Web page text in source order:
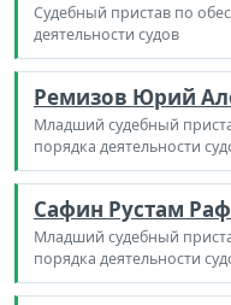
Судебный пристав по
деятельности судов
Ремизов Юрий
Младший судебный
порядка деятельности
Сафин Рустам
Младший судебный
порядка деятельности